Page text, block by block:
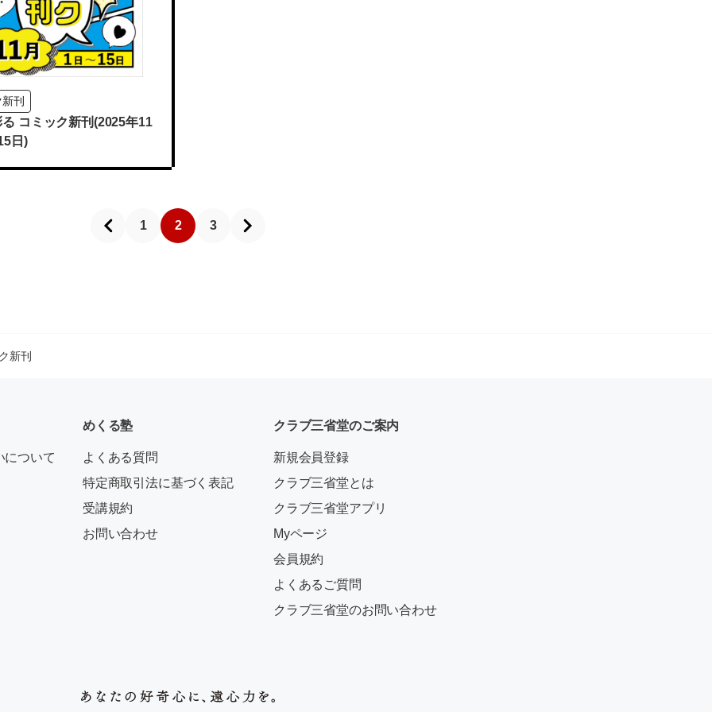
刊
コミック新刊(2025年11
日)
1 2 3
新刊
について
めくる塾
よくある質問
特定商取引法に基づく表記
受講規約
お問い合わせ
クラブ三省堂のご案内
新規会員登録
クラブ三省堂とは
クラブ三省堂アプリ
Myページ
会員規約
よくあるご質問
クラブ三省堂のお問い合わせ